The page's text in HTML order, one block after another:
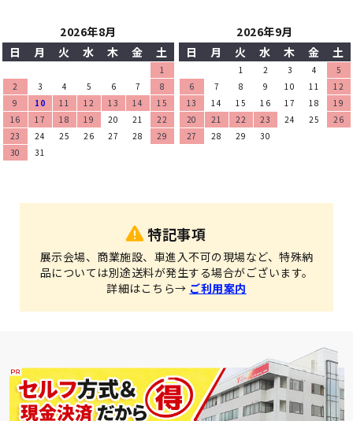
2026年8月
日
月 火 水 木 金 土
1
2
3 4 5 6 7
8
9
10 11 12 13 14
15
16
17 18 19 20 21
22
23
24 25 26 27 28
29
30
31
2026年9月
日
月 火 水 木 金 土
1 2 3 4
5
6
7 8 9 10 11
12
13
14 15 16 17 18
19
20
21 22 23 24 25
26
27
28 29 30
特記事項
展示会場、商業施設、車進入不可の現場など、特殊納
品については別途送料が発生する場合がございます。
詳細はこちら→ ご利用案内